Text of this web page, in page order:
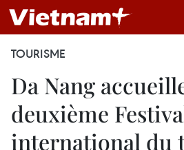
TOURISME
Da Nang
deuxième
international du